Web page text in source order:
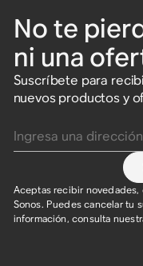
Se envía el 25 de
agosto
Amplificador multizona
para instalaciones
Requiere instalación
Soporte de montaje
superficie para Era 100
Requiere instalación
Era 100 Pro
Set de In-Wall
Amp + Bocinas In-Wall
$1,448 $1,528
Set de In-Ceiling
Amp + Bocinas In-
$1,803 $1,898
Amp
Potente amplificador
para bocinas con
$799
No te
ni una
Suscríbete para
nuevos productos y
Aceptas recibir novedades,
Sonos. Puedes cancelar tu
información, consulta